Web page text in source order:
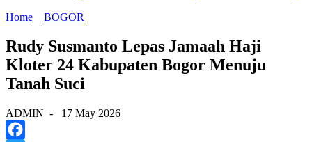
Home
BOGOR
Rudy Susmanto Lepas Jamaah Haji
Kloter 24 Kabupaten Bogor Menuju
Tanah Suci
ADMIN - 17 May 2026